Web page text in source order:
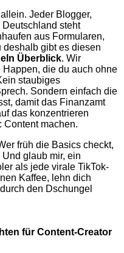
Jeder Blogger,
Deutschland steht
aus Formularen,
deshalb gibt es diesen
Überblick. Wir
die du auch ohne
staubiges
Sondern einfach die
damit das Finanzamt
das konzentrieren
Content machen.
früh die Basics checkt,
glaub mir, ein
als jede virale TikTok-
Kaffee, lehn dich
den Dschungel
für Content-Creator